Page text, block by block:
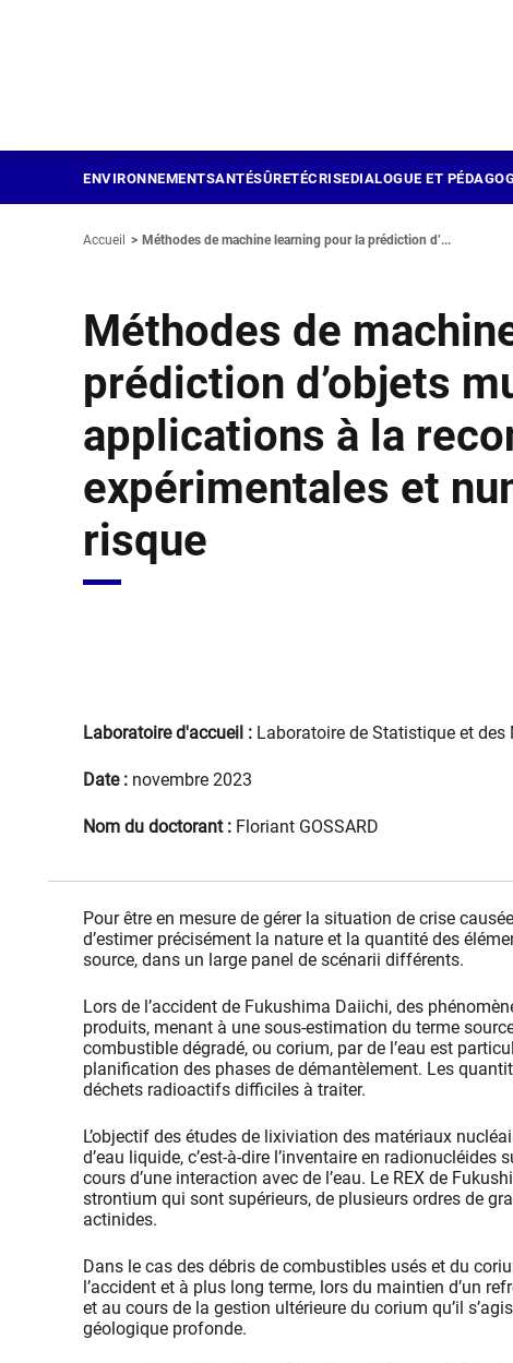
ENVIRONNEMENTSANTÉSÛRETÉCRISEDIALOGUE ET
Accueil Méthodes de machine learning pour la prédiction d’...
Méthodes de
prédiction d’objets
applications à la
expérimentales et
risque
Laboratoire d'accueil : Laboratoire de Statistique et des
Date : novembre 2023
Nom du doctorant : Floriant GOSSARD
Pour être en mesure de gérer la situation de crise
d’estimer précisément la nature et la quantité des
source, dans un large panel de scénarii différents.
Lors de l’accident de Fukushima Daiichi, des
produits, menant à une sous-estimation du terme
combustible dégradé, ou corium, par de l’eau est
planification des phases de démantèlement. Les
déchets radioactifs difficiles à traiter.
L’objectif des études de lixiviation des matériaux
d’eau liquide, c’est-à-dire l’inventaire en
cours d’une interaction avec de l’eau. Le REX de
strontium qui sont supérieurs, de plusieurs ordres de
actinides.
Dans le cas des débris de combustibles usés et du
l’accident et à plus long terme, lors du maintien d’un
et au cours de la gestion ultérieure du corium qu’il
géologique profonde.